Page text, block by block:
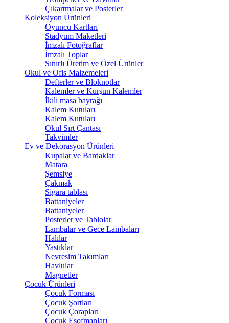
Çıkartmalar ve Posterler
Koleksiyon Ürünleri
Oyuncu Kartları
Stadyum Maketleri
İmzalı Fotoğraflar
İmzalı Toplar
Sınırlı Üretim ve Özel Ürünler
Okul ve Ofis Malzemeleri
Defterler ve Bloknotlar
Kalemler ve Kurşun Kalemler
İkili masa bayrağı
Kalem Kutuları
Kalem Kutuları
Okul Sırt Çantası
Takvimler
Ev ve Dekorasyon Ürünleri
Kupalar ve Bardaklar
Matara
Şemsiye
Çakmak
Sigara tablası
Battaniyeler
Battaniyeler
Posterler ve Tablolar
Lambalar ve Gece Lambaları
Halılar
Yastıklar
Nevresim Takımları
Havlular
Magnetler
Çocuk Ürünleri
Çocuk Forması
Çocuk Şortları
Çocuk Çorapları
Çocuk Eşofmanları